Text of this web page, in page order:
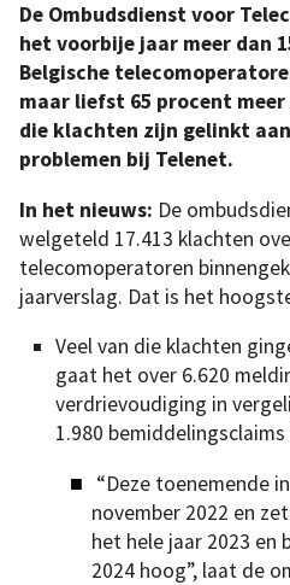
De Ombudsdienst voor
het voorbije jaar meer dan
Belgische
maar liefst 65 procent meer
die klachten zijn gelinkt
problemen bij Telenet.
In het nieuws: De
welgeteld 17.413 klachten
telecomoperatoren
jaarverslag. Dat is het
Veel van die klachten
gaat het over 6.620
verdrievoudiging in
1.980
“Deze toenemende
november 2022 en
het hele jaar 2023 en
2024 hoog”, laat de